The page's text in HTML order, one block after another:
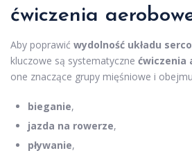
ćwiczenia
Aby poprawić wydolność układu
kluczowe są systematyczne ćwiczenia
one znaczące grupy mięśniowe i
bieganie,
jazda na rowerze,
pływanie,